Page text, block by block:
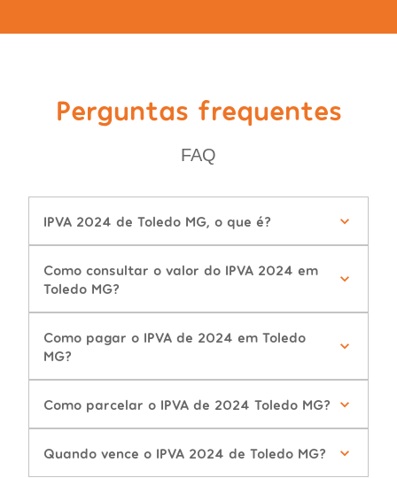
Perguntas frequentes
FAQ
IPVA 2024 de Toledo MG, o que é?
Como consultar o valor do IPVA 2024 em
Toledo MG?
Como pagar o IPVA de 2024 em Toledo
MG?
Como parcelar o IPVA de 2024 Toledo MG?
Quando vence o IPVA 2024 de Toledo MG?